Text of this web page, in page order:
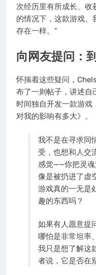
次经历里有所成长、收
的情况下，这款游戏、
存在一样。”
向网友提问：
怀揣着这些疑问，
布了一则帖子，讲述自
时间独自开发一款游戏
对我的影响有多大》。
我不是在寻求同
受，也想和人交
感觉——你把灵魂
像是被扔进了虚
游戏真的一无是
趣的东西吗？
如果有人愿意提
哪怕是非常坦率
我只是想了解这
者说，它是否在